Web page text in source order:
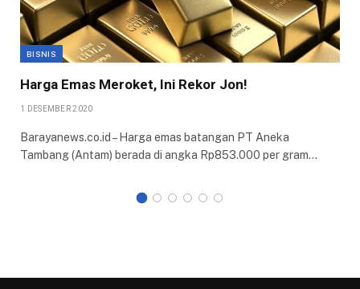
BISNIS
Harga Emas Meroket, Ini Rekor Jon!
1 DESEMBER 2020
Barayanews.co.id – Harga emas batangan PT Aneka
Tambang (Antam) berada di angka Rp853.000 per gram…